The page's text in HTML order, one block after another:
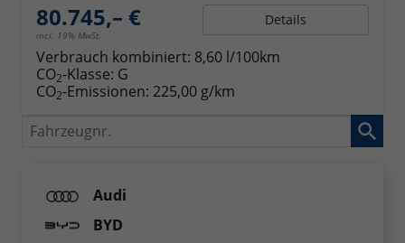
80.745,– €
incl. 19% MwSt.
Details
Verbrauch kombiniert: 8,60 l/100km
CO2-Klasse: G
CO2-Emissionen: 225,00 g/km
Fahrzeugnr.
Audi
BYD